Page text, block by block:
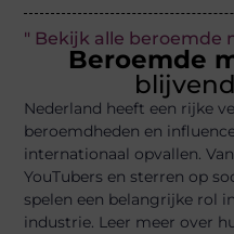
" Bekijk alle beroemde
Beroemde
Nederland heeft een rijke
beroemdheden en
internationaal opvallen.
YouTubers en sterren op
spelen een belangrijke rol
industrie. Leer meer over